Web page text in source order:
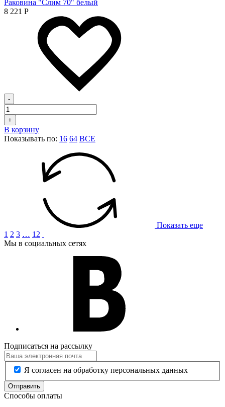
Раковина "Слим 70" белый
8 221 Р
-
+
В корзину
Показывать по: 16 64 ВСЕ
Показать еще
1 2 3 … 12
Мы в социальных сетях
Подписаться на рассылку
Я согласен на обработку персональных данных
Отправить
Способы оплаты